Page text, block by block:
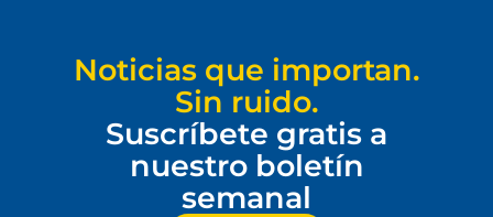
Noticias que importan.
Sin ruido.
Suscríbete gratis a
nuestro boletín
semanal